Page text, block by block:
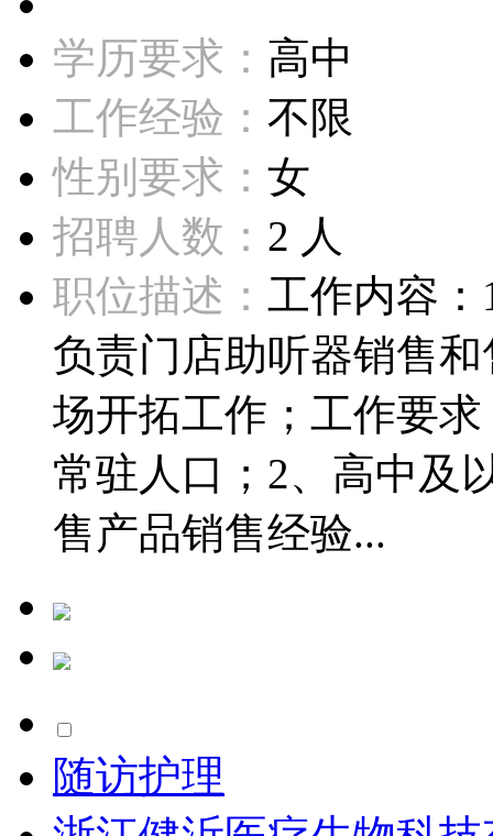
学历要求： 高中
工作经验： 不限
性别要求： 女
招聘人数： 2 人
职位描述： 工作内容
负责门店助听器销售
场开拓工作；工作要
常驻人口；2、高中及
售产品销售经验...
随访护理